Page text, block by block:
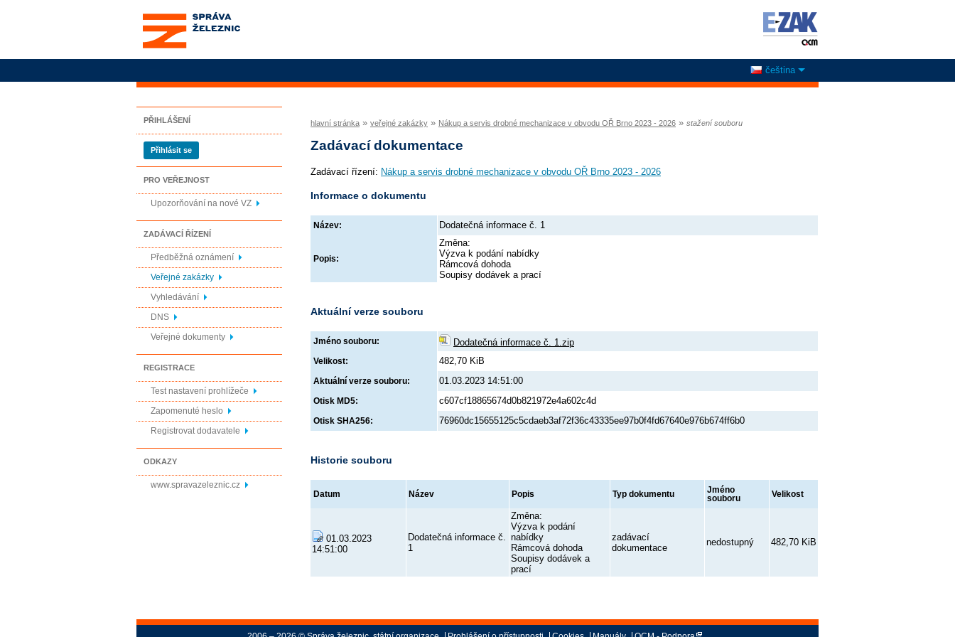
Správa železnic, státní
organizace
čeština
PŘIHLÁŠENÍ
Přihlásit se
PRO VEŘEJNOST
Upozorňování na nové VZ
ZADÁVACÍ ŘÍZENÍ
Předběžná oznámení
Veřejné zakázky
Vyhledávání
DNS
Veřejné dokumenty
REGISTRACE
Test nastavení prohlížeče
Zapomenuté heslo
Registrovat dodavatele
ODKAZY
www.spravazeleznic.cz
hlavní stránka » veřejné zakázky » Nákup a servis drobné mechanizace v obvodu OŘ Brno 2023 - 2026 » stažení souboru
Zadávací dokumentace
Zadávací řízení: Nákup a servis drobné mechanizace v obvodu OŘ Brno 2023 - 2026
Informace o dokumentu
Název: Dodatečná informace č. 1
Popis:
Změna:
Výzva k podání nabídky
Rámcová dohoda
Soupisy dodávek a prací
Aktuální verze souboru
Jméno souboru: Dodatečná informace č. 1.zip
Velikost: 482,70 KiB
Aktuální verze souboru: 01.03.2023 14:51:00
Otisk MD5: c607cf18865674d0b821972e4a602c4d
Otisk SHA256: 76960dc15655125c5cdaeb3af72f36c43335ee97b0f4fd67640e976b674ff6b0
Historie souboru
Datum Název Popis Typ dokumentu
Jméno
souboru
Velikost
01.03.2023
14:51:00
Dodatečná informace č.
1
Změna:
Výzva k podání
nabídky
Rámcová dohoda
Soupisy dodávek a
prací
zadávací
dokumentace
nedostupný 482,70 KiB